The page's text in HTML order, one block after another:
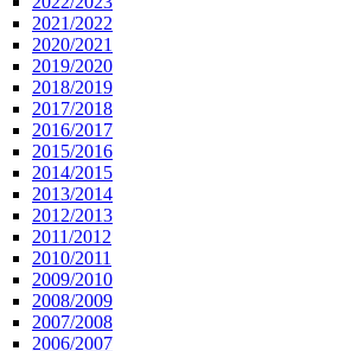
2021/2022
2020/2021
2019/2020
2018/2019
2017/2018
2016/2017
2015/2016
2014/2015
2013/2014
2012/2013
2011/2012
2010/2011
2009/2010
2008/2009
2007/2008
2006/2007